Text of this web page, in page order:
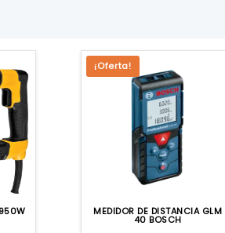
¡Oferta!
MEDIDOR DE DISTANCIA GLM
40 BOSCH